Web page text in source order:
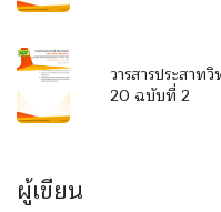
วารสารประสา
20 ฉบับที่ 2
ผู้เขียน